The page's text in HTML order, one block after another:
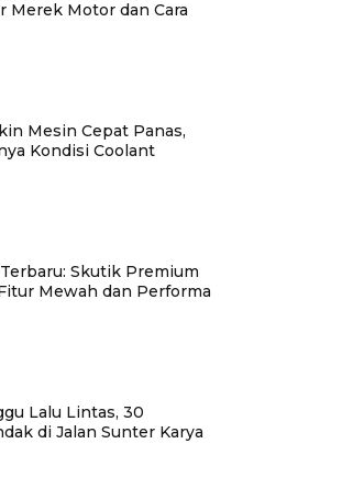
Merek Motor dan Cara
Mesin Cepat Panas,
Kondisi Coolant
Skutik Premium
Mewah dan Performa
Lalu Lintas, 30
di Jalan Sunter Karya